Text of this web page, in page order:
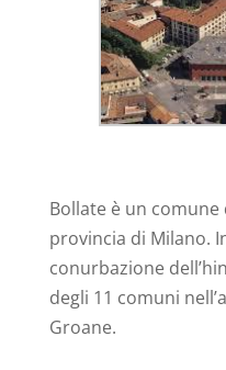
Bollate è un
provincia di Milano.
conurbazione
degli 11 comuni
Groane.